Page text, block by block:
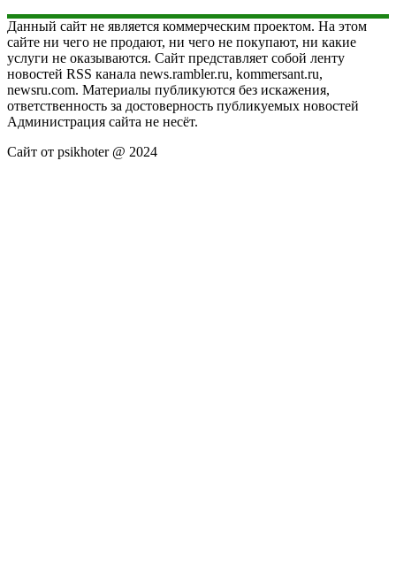
Данный сайт не является коммерческим проектом. На этом
сайте ни чего не продают, ни чего не покупают, ни какие
услуги не оказываются. Сайт представляет собой ленту
новостей RSS канала news.rambler.ru, kommersant.ru,
newsru.com. Материалы публикуются без искажения,
ответственность за достоверность публикуемых новостей
Администрация сайта не несёт.
Сайт от psikhoter @ 2024